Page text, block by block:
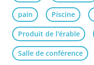
pain Piscine
Produit de l'érable
Salle de conférence